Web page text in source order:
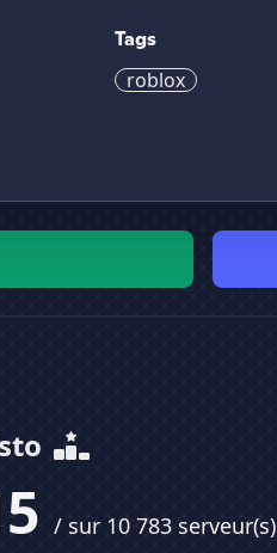
Tags
roblox
/ sur 10 783 serveur(s)